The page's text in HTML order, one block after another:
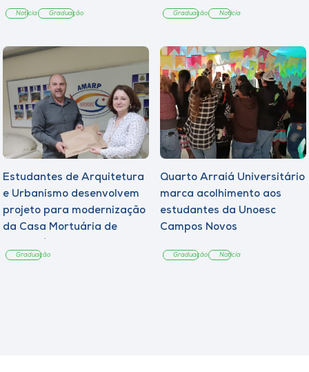
Notícia Graduação Graduação Notícia
Estudantes de Arquitetura
e Urbanismo desenvolvem
projeto para modernização
da Casa Mortuária de
Graduação
Quarto Arraiá Universitário
marca acolhimento aos
estudantes da Unoesc
Campos Novos
Graduação Notícia